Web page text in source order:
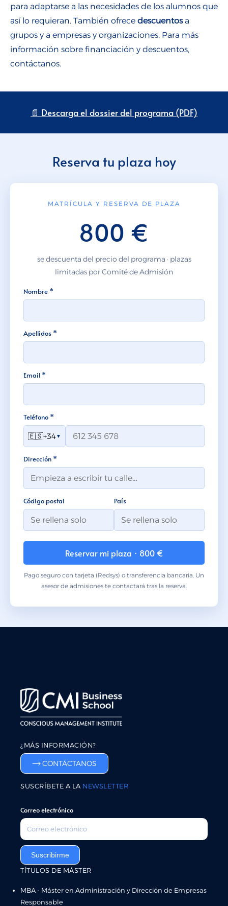
para adaptarse a las necesidades de los alumnos que
así lo requieran. También ofrece descuentosa
grupos y a empresas y organizaciones. Para más
información sobre financiación y descuentos,
contáctanos.
📄 Descarga el dossier del programa (PDF)
Reserva tu plaza hoy
MATRÍCULA Y RESERVA DE PLAZA
800 €
se descuenta del precio del programa · plazas
limitadas por Comité de Admisión
Nombre *
Apellidos *
Email *
Teléfono *
🇪🇸+34▼
Dirección *
Código postal País
Reservar mi plaza · 800 €
Pago seguro con tarjeta (Redsys) o transferencia bancaria. Un
asesor de admisiones te contactará tras la reserva.
¿MÁS INFORMACIÓN?
CONTÁCTANOS
SUSCRÍBETE A LA NEWSLETTER
Correo electrónico
Suscribirme
TÍTULOS DE MÁSTER
MBA - Máster en Administración y Dirección de Empresas
Responsable